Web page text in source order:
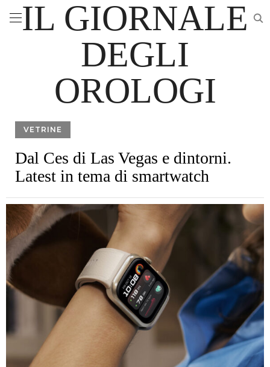
IL GIORNALE
DEGLI
OROLOGI
VETRINE
Dal Ces di Las Vegas e dintorni.
Latest in tema di smartwatch